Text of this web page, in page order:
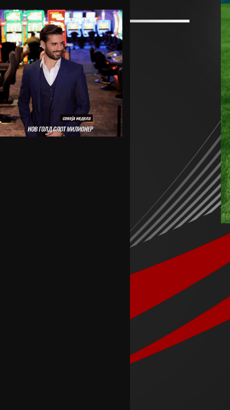
првиот меч против Хибернијан
Реал го официјализира
рекордниот трансфер на
Диоманде
Томас Волкап преговара со
Дубаи
Перишиќ дал согласност за
враќање во Интер